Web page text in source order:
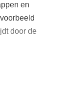
en
door de